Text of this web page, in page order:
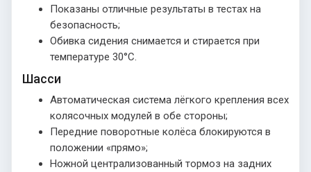
Показаны отличные результаты в тестах на
безопасность;
Обивка сидения снимается и стирается при
температуре 30°С.
Шасси
Автоматическая система лёгкого крепления всех
колясочных модулей в обе стороны;
Передние поворотные колёса блокируются в
положении «прямо»;
Ножной централизованный тормоз на задних